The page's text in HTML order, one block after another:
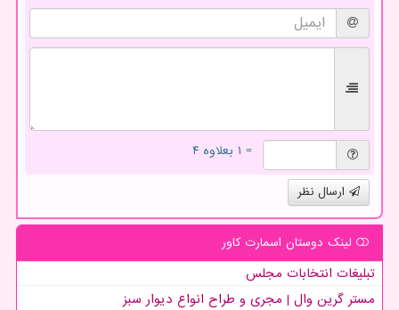
= ۱ بعلاوه ۴
ارسال نظر
لینک دوستان اسمارت كاور
تبلیغات انتخابات مجلس
مستر گرین وال | مجری و طراح انواع دیوار سبز